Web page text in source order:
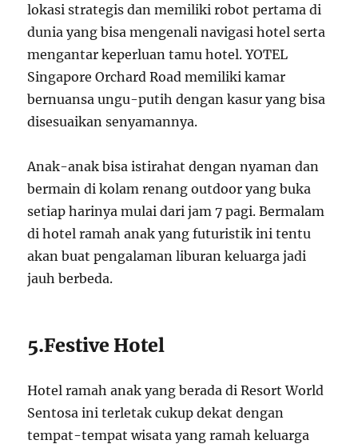
lokasi strategis dan memiliki robot pertama di
dunia yang bisa mengenali navigasi hotel serta
mengantar keperluan tamu hotel. YOTEL
Singapore Orchard Road memiliki kamar
bernuansa ungu-putih dengan kasur yang bisa
disesuaikan senyamannya.
Anak-anak bisa istirahat dengan nyaman dan
bermain di kolam renang outdoor yang buka
setiap harinya mulai dari jam 7 pagi. Bermalam
di hotel ramah anak yang futuristik ini tentu
akan buat pengalaman liburan keluarga jadi
jauh berbeda.
5.Festive Hotel
Hotel ramah anak yang berada di Resort World
Sentosa ini terletak cukup dekat dengan
tempat-tempat wisata yang ramah keluarga